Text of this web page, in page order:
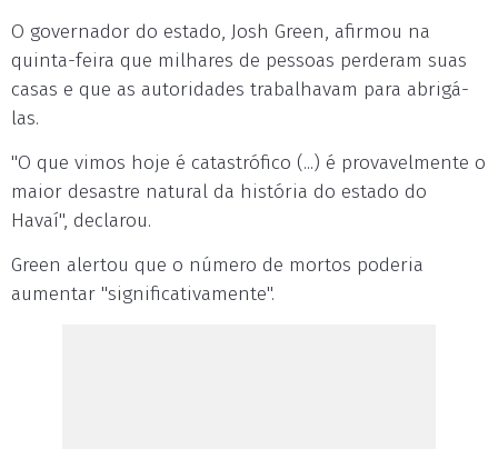
O governador do estado, Josh Green, afirmou na
quinta-feira que milhares de pessoas perderam suas
casas e que as autoridades trabalhavam para abrigá-
las.
"O que vimos hoje é catastrófico (...) é provavelmente o
maior desastre natural da história do estado do
Havaí", declarou.
Green alertou que o número de mortos poderia
aumentar "significativamente".